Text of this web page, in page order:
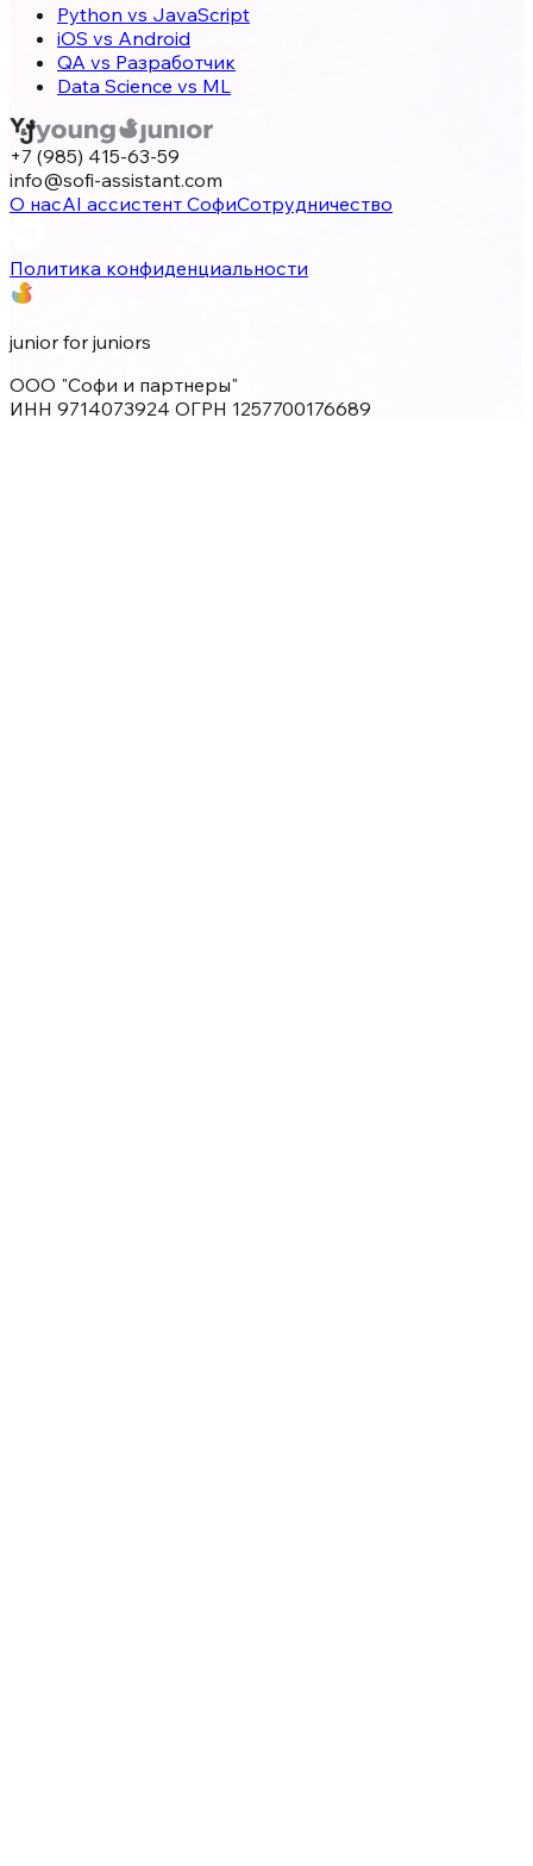
Python vs JavaScript
iOS vs Android
QA vs Разработчик
Data Science vs ML
+7 (985) 415-63-59
info@sofi-assistant.com
О насAI ассистент СофиСотрудничество
Политика конфиденциальности
junior for juniors
ООО "Софи и партнеры"
ИНН 9714073924 ОГРН 1257700176689